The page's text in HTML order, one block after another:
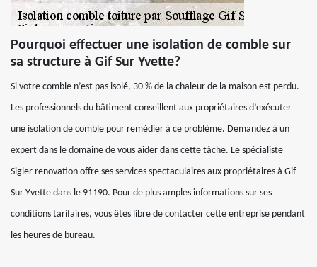
Pourquoi effectuer une isolation de comble sur
sa structure à Gif Sur Yvette?
Si votre comble n’est pas isolé, 30 % de la chaleur de la maison est perdu.
Les professionnels du bâtiment conseillent aux propriétaires d’exécuter
une isolation de comble pour remédier à ce problème. Demandez à un
expert dans le domaine de vous aider dans cette tâche. Le spécialiste
Sigler renovation offre ses services spectaculaires aux propriétaires à Gif
Sur Yvette dans le 91190. Pour de plus amples informations sur ses
conditions tarifaires, vous êtes libre de contacter cette entreprise pendant
les heures de bureau.